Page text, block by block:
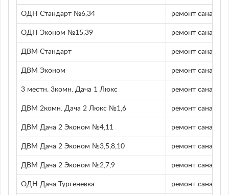
ОДН Стандарт №6,34 ремонт
ОДН Эконом №15,39 ремонт
ДВМ Стандарт ремонт
ДВМ Эконом ремонт
3 местн. 3комн. Дача 1 Люкс ремонт
ДВМ 2комн. Дача 2 Люкс №1,6 ремонт
ДВМ Дача 2 Эконом №4,11 ремонт
ДВМ Дача 2 Эконом №3,5,8,10 ремонт
ДВМ Дача 2 Эконом №2,7,9 ремонт
ОДН Дача Тургеневка ремонт